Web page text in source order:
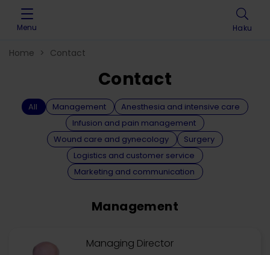
Skip to content
Menu Haku
Home > Contact
Contact
All Management
Anesthesia and intensive care
Infusion and pain management
Wound care and gynecology
Surgery
Logistics and customer service
Marketing and communication
Management
Managing Director